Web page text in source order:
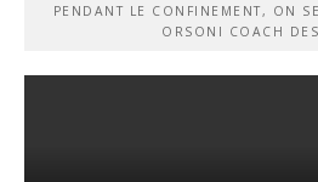
PENDANT LE CONFINEMENT, ON
ORSONI COACH